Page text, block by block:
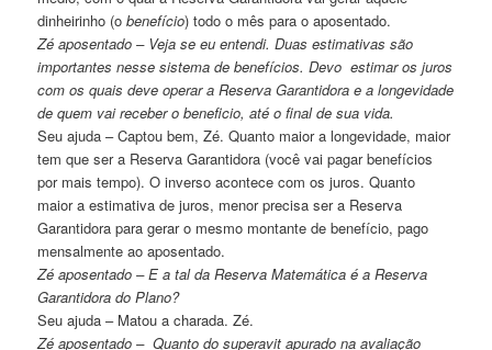
dinheirinho (obenefício) todo o mês para o aposentado.
Zé aposentado – Veja se eu entendi. Duas estimativas são
importantes nesse sistema de benefícios. Devo estimar os juros
com os quais deve operar a Reserva Garantidora e a longevidade
de quem vai receber o beneficio, até o final de sua vida.
Seu ajuda – Captou bem, Zé. Quanto maior a longevidade, maior
tem que ser a Reserva Garantidora (você vai pagar benefícios
por mais tempo). O inverso acontece com os juros. Quanto
maior a estimativa de juros, menor precisa ser a Reserva
Garantidora para gerar o mesmo montante de benefício, pago
mensalmente ao aposentado.
Zé aposentado – E a tal da Reserva Matemática é a Reserva
Garantidora do Plano?
Seu ajuda – Matou a charada. Zé.
Zé aposentado – Quanto do superavit apurado na avaliação